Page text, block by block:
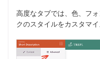
高度なタブでは、色、フ
クのスタイルをカスタマイ